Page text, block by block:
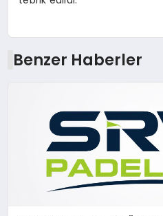
Benzer Haberler